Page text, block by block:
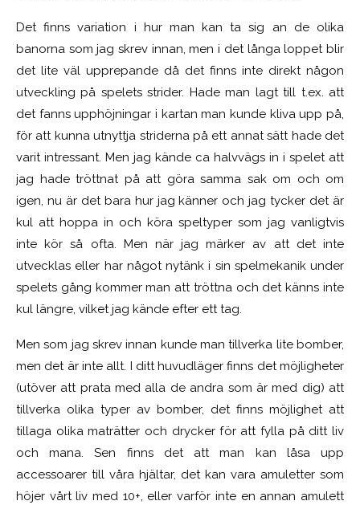
Det finns variation i hur man kan ta sig an de olika
banorna som jag skrev innan, men i det långa loppet blir
det lite väl upprepande då det finns inte direkt någon
utveckling på spelets strider. Hade man lagt till t.ex. att
det fanns upphöjningar i kartan man kunde kliva upp på,
för att kunna utnyttja striderna på ett annat sätt hade det
varit intressant. Men jag kände ca halvvägs in i spelet att
jag hade tröttnat på att göra samma sak om och om
igen, nu är det bara hur jag känner och jag tycker det är
kul att hoppa in och köra speltyper som jag vanligtvis
inte kör så ofta. Men när jag märker av att det inte
utvecklas eller har något nytänk i sin spelmekanik under
spelets gång kommer man att tröttna och det känns inte
kul längre, vilket jag kände efter ett tag.
Men som jag skrev innan kunde man tillverka lite bomber,
men det är inte allt. I ditt huvudläger finns det möjligheter
(utöver att prata med alla de andra som är med dig) att
tillverka olika typer av bomber, det finns möjlighet att
tillaga olika maträtter och drycker för att fylla på ditt liv
och mana. Sen finns det att man kan låsa upp
accessoarer till våra hjältar, det kan vara amuletter som
höjer vårt liv med 10+, eller varför inte en annan amulett